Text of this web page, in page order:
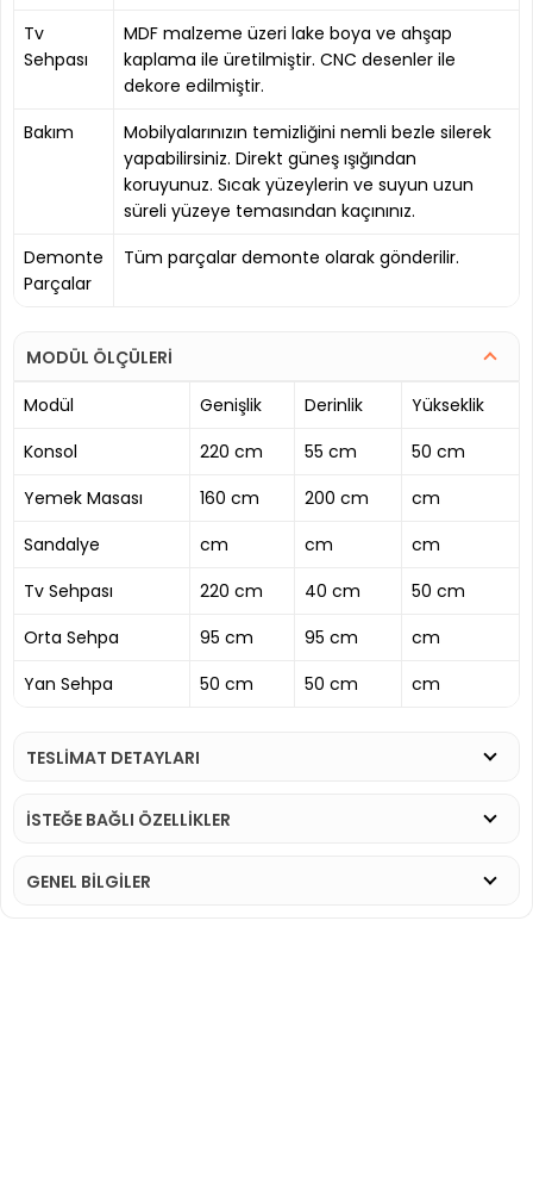
Tv
Sehpası
MDF malzeme üzeri lake boya ve ahşap
kaplama ile üretilmiştir. CNC desenler ile
dekore edilmiştir.
Bakım
Mobilyalarınızın temizliğini nemli bezle silerek
yapabilirsiniz. Direkt güneş ışığından
koruyunuz. Sıcak yüzeylerin ve suyun uzun
süreli yüzeye temasından kaçınınız.
Demonte
Parçalar
Tüm parçalar demonte olarak gönderilir.
MODÜL ÖLÇÜLERİ
Modül
Genişlik Derinlik
Yükseklik
Konsol
220 cm 55 cm
50 cm
Yemek Masası
160 cm 200 cm
cm
Sandalye
cm cm
cm
Tv Sehpası
220 cm 40 cm
50 cm
Orta Sehpa
95 cm 95 cm
cm
Yan Sehpa
50 cm 50 cm cm
TESLİMAT DETAYLARI
İSTEĞE BAĞLI ÖZELLİKLER
GENEL BİLGİLER